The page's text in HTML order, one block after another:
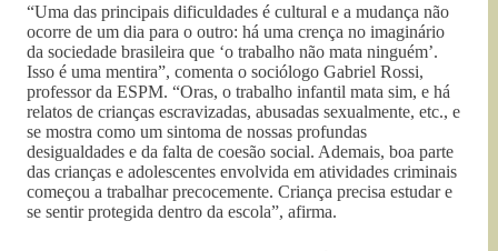
“Uma das principais dificuldades é cultural e a mudança não
ocorre de um dia para o outro: há uma crença no imaginário
da sociedade brasileira que ‘o trabalho não mata ninguém’.
Isso é uma mentira”, comenta o sociólogo Gabriel Rossi,
professor da ESPM. “Oras, o trabalho infantil mata sim, e há
relatos de crianças escravizadas, abusadas sexualmente, etc., e
se mostra como um sintoma de nossas profundas
desigualdades e da falta de coesão social. Ademais, boa parte
das crianças e adolescentes envolvida em atividades criminais
começou a trabalhar precocemente. Criança precisa estudar e
se sentir protegida dentro da escola”, afirma.